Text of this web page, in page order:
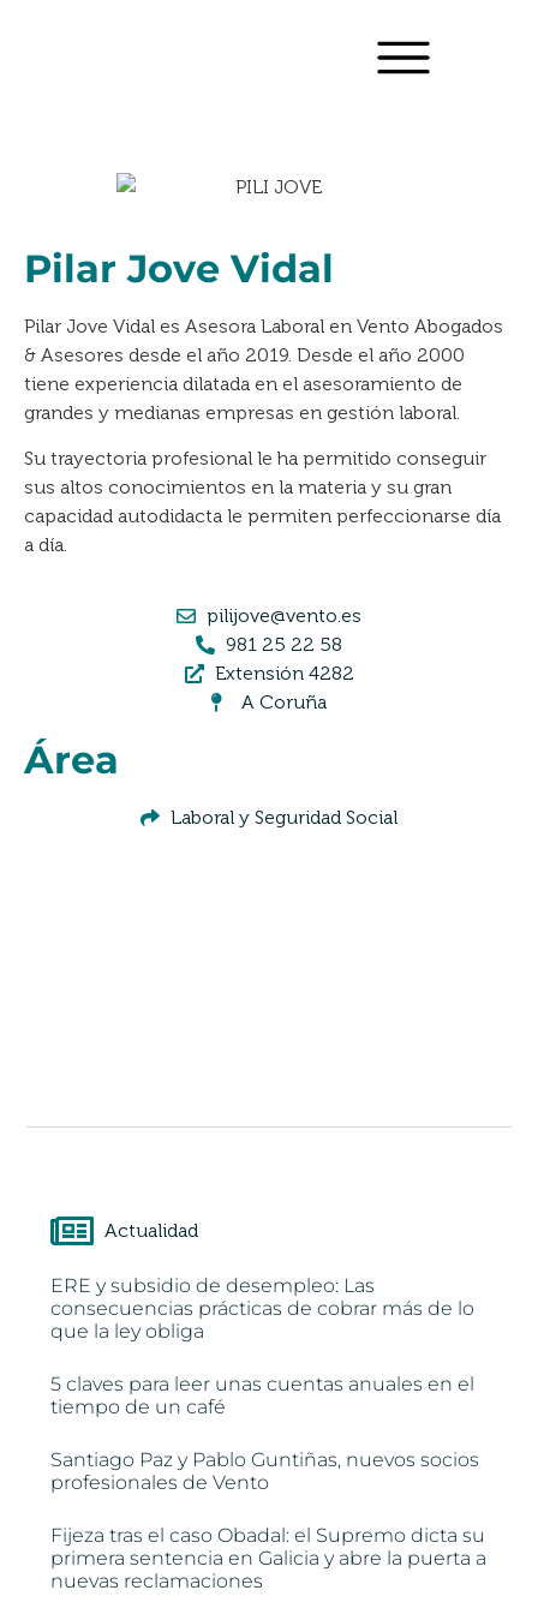
Pilar Jove Vidal
Pilar Jove Vidal es Asesora Laboral en Vento Abogados
& Asesores desde el año 2019. Desde el año 2000
tiene experiencia dilatada en el asesoramiento de
grandes y medianas empresas en gestión laboral.
Su trayectoria profesional le ha permitido conseguir
sus altos conocimientos en la materia y su gran
capacidad autodidacta le permiten perfeccionarse día
a día.
pilijove@vento.es
981 25 22 58
Extensión 4282
A Coruña
Área
Laboral y Seguridad Social
Actualidad
ERE y subsidio de desempleo: Las
consecuencias prácticas de cobrar más de lo
que la ley obliga
5 claves para leer unas cuentas anuales en el
tiempo de un café
Santiago Paz y Pablo Guntiñas, nuevos socios
profesionales de Vento
Fijeza tras el caso Obadal: el Supremo dicta su
primera sentencia en Galicia y abre la puerta a
nuevas reclamaciones